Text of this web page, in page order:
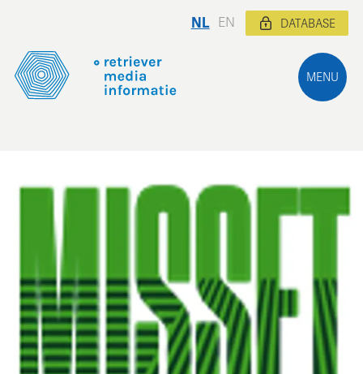
MENU
NL EN DATABASE